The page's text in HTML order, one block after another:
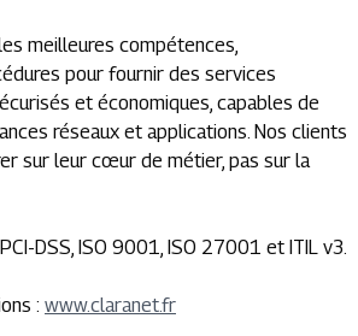
meilleures compétences,
pour fournir des services
et économiques, capables de
réseaux et applications. Nos clients
sur leur cœur de métier, pas sur la
DSS, ISO 9001, ISO 27001 et ITIL v3.
: www.claranet.fr